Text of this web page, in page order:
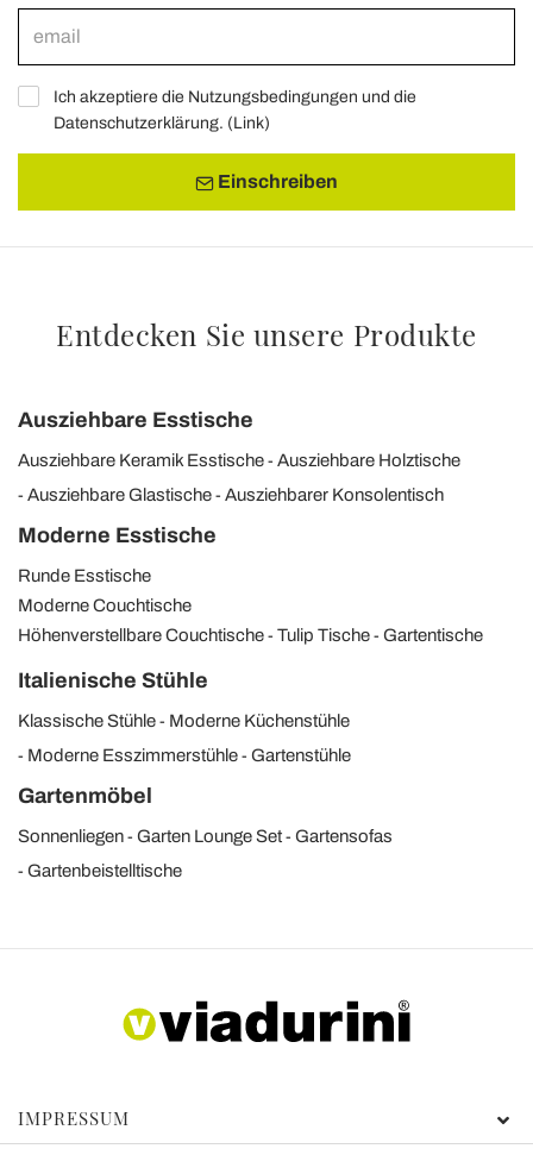
Ich akzeptiere die Nutzungsbedingungen und die
Datenschutzerklärung. (Link)
Einschreiben
Entdecken Sie unsere Produkte
Ausziehbare Esstische
Ausziehbare Keramik Esstische
Ausziehbare Holztische
Ausziehbare Glastische
Ausziehbarer Konsolentisch
Moderne Esstische
Runde Esstische
Moderne Couchtische
Höhenverstellbare Couchtische
Tulip Tische Gartentische
Italienische Stühle
Klassische Stühle
Moderne Küchenstühle
Moderne Esszimmerstühle
Gartenstühle
Gartenmöbel
Sonnenliegen Garten Lounge Set
Gartensofas
Gartenbeistelltische
IMPRESSUM